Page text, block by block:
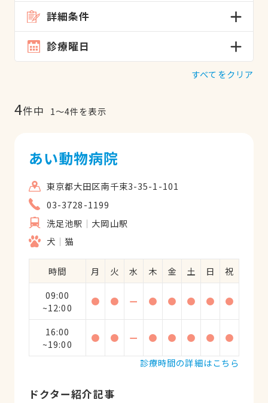
詳細条件
診療曜日
すべてをクリア
4件中 1〜4件を表示
あい動物病院
東京都大田区南千束3-35-1-101
03-3728-1199
洗足池駅
大岡山駅
犬
猫
時間 月 火 水 木 金 土 日
祝
09:00
~12:00
● ● ー ● ● ● ● ●
16:00
~19:00
● ● ー ● ● ● ●
●
診療時間の詳細はこちら
ドクター紹介記事